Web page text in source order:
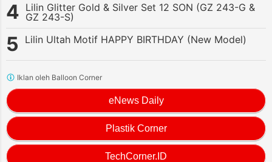
Lilin Glitter Gold & Silver Set 12 SON (GZ 243-G &
GZ 243-S)
Lilin Ultah Motif HAPPY BIRTHDAY (New Model)
eNews Daily
Plastik Corner
TechCorner.ID
Iklan oleh Balloon Corner